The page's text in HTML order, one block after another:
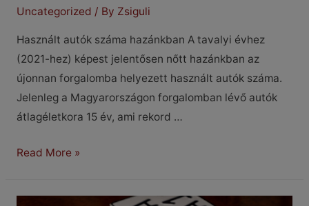
Uncategorized / By Zsiguli
Használt autók száma hazánkban A tavalyi évhez
(2021-hez) képest jelentősen nőtt hazánkban az
újonnan forgalomba helyezett használt autók száma.
Jelenleg a Magyarországon forgalomban lévő autók
átlagéletkora 15 év, ami rekord …
Használt
Read More »